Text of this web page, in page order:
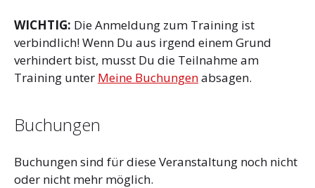
WICHTIG: Die Anmeldung zum Training ist
verbindlich! Wenn Du aus irgend einem Grund
verhindert bist, musst Du die Teilnahme am
Training unter Meine Buchungenabsagen.
Buchungen
Buchungen sind für diese Veranstaltung noch nicht
oder nicht mehr möglich.